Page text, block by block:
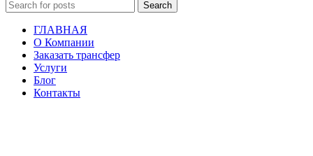
Search
ГЛАВНАЯ
О Компании
Заказать трансфер
Услуги
Блог
Контакты